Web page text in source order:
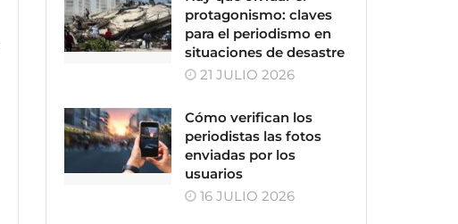
protagonismo: claves
para el periodismo en
situaciones de desastre
21 JULIO 2026
Cómo verifican los
periodistas las fotos
enviadas por los
usuarios
16 JULIO 2026